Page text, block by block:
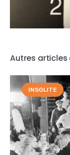
Autres articles
INSOLITE